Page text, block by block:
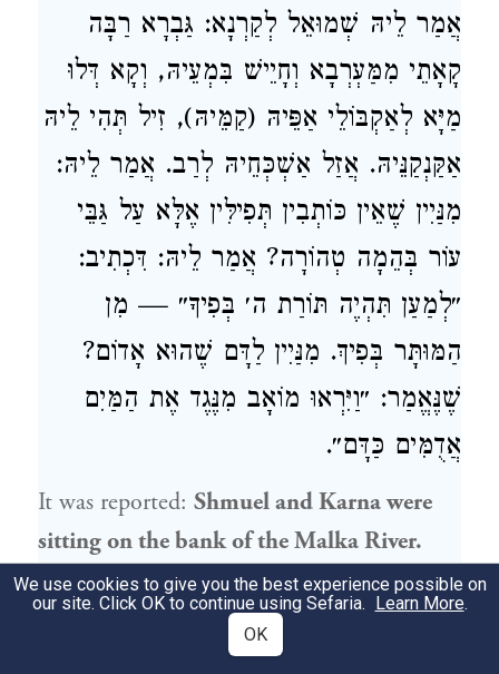
אֲמַר לֵיהּ שְׁמוּאֵל לְקַרְנָא: גַּבְרָא רַבָּה
קָאָתֵי מִמַּעְרְבָא וְחָיֵישׁ בִּמְעֵיהּ, וְקָא דְּלוּ
מַיָּא לְאַקְבּוֹלֵי אַפֵּיהּ (קַמֵּיהּ), זִיל תְּהִי לֵיהּ
אַקַּנְקַנֵּיהּ. אֲזַל אַשְׁכְּחֵיהּ לְרַב. אֲמַר לֵיהּ:
מִנַּיִין שֶׁאֵין כּוֹתְבִין תְּפִילִּין אֶלָּא עַל גַּבֵּי
עוֹר בְּהֵמָה טְהוֹרָה? אֲמַר לֵיהּ: דִּכְתִיב:
״לְמַעַן תִּהְיֶה תּוֹרַת ה׳ בְּפִיךָ״ — מִן
הַמּוּתָּר בְּפִיךְ. מִנַּיִין לַדָּם שֶׁהוּא אָדוֹם?
שֶׁנֶּאֱמַר: ״וַיִּרְאוּ מוֹאָב מִנֶּגֶד אֶת הַמַּיִם
אֲדֻמִּים כַּדָּם״.
It was reported: ShmuelandKarnawere
sitting on the bank of the Malka River.
They saw that the water was rising and
was murky. Shmuel said to Karna : A great
man is coming from the West,
We use cookies to give you the best experience possible on
our site. Click OK to continue using Sefaria. Learn More.
OK